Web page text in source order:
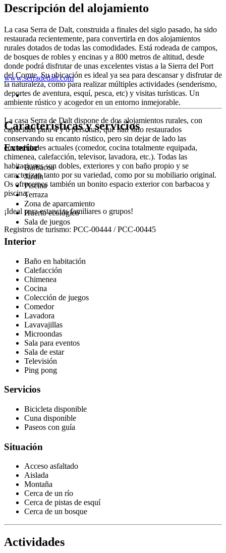
Descripción del alojamiento
La casa Serra de Dalt, construida a finales del siglo pasado, ha sido
restaurada recientemente, para convertirla en dos alojamientos
rurales dotados de todas las comodidades. Está rodeada de campos,
de bosques de robles y encinas y a 800 metros de altitud, desde
donde podrá disfrutar de unas excelentes vistas a la Sierra del Port
del Comte. Su ubicación es ideal ya sea para descansar y disfrutar de
la naturaleza, como para realizar múltiples actividades (senderismo,
deportes de aventura, esquí, pesca, etc) y visitas turísticas. Un
ambiente rústico y acogedor en un entorno inmejorable.
La casa Serra de Dalt dispone de dos alojamientos rurales, con
capacidad para 4 y 6 personas, que han sido restaurados
conservando su encanto rústico, pero sin dejar de lado las
comodidades actuales (comedor, cocina totalmente equipada,
chimenea, calefacción, televisor, lavadora, etc.). Todas las
habitaciones son dobles, exteriores y con baño propio y se
caracterizan tanto por su variedad, como por su mobiliario original.
Os ofrecemos también un bonito espacio exterior con barbacoa y
piscina.
¡Ideal para estancias familiares o grupos!
Registros de turismo: PCC-00444 / PCC-00445
www.serradedalt.com
Características y servicios
Exterior
Barbacoa
Jardín
Piscina
Terraza
Zona de aparcamiento
Huerto ecológico
Sala de juegos
Interior
Baño en habitación
Calefacción
Chimenea
Cocina
Colección de juegos
Comedor
Lavadora
Lavavajillas
Microondas
Sala para eventos
Sala de estar
Televisión
Ping pong
Servicios
Bicicleta disponible
Cuna disponible
Paseos con guía
Situación
Acceso asfaltado
Aislada
Montaña
Cerca de un río
Cerca de pistas de esquí
Cerca de un bosque
Actividades